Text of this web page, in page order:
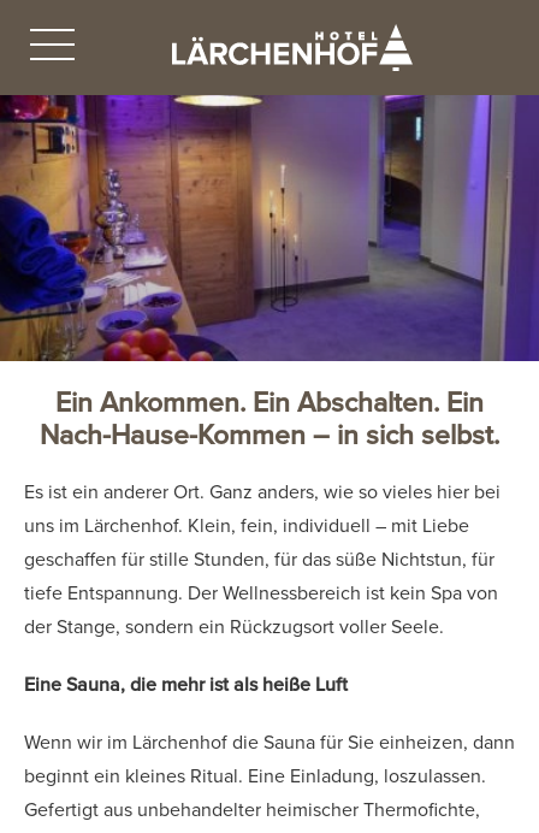
Ein Ankommen. Ein Abschalten. Ein
Nach-Hause-Kommen – in sich selbst.
Es ist ein anderer Ort. Ganz anders, wie so vieles hier bei
uns im Lärchenhof. Klein, fein, individuell – mit Liebe
geschaffen für stille Stunden, für das süße Nichtstun, für
tiefe Entspannung. Der Wellnessbereich ist kein Spa von
der Stange, sondern ein Rückzugsort voller Seele.
Eine Sauna, die mehr ist als heiße Luft
Wenn wir im Lärchenhof die Sauna für Sie einheizen, dann
beginnt ein kleines Ritual. Eine Einladung, loszulassen.
Gefertigt aus unbehandelter heimischer Thermofichte,